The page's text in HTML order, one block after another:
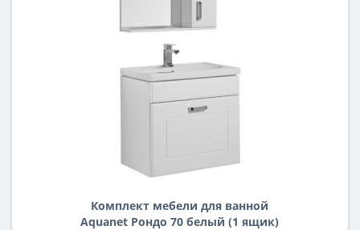
Комплект мебели для ванной
Aquanet Рондо 70 белый (1 ящик)